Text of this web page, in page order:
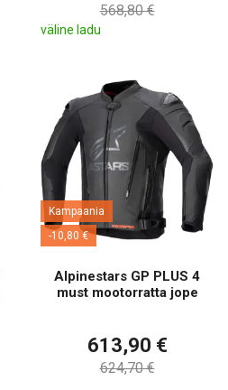
568,80 €
väline ladu
Kampaania
-10,80 €
Alpinestars GP PLUS 4
must mootorratta jope
613,90 €
624,70 €